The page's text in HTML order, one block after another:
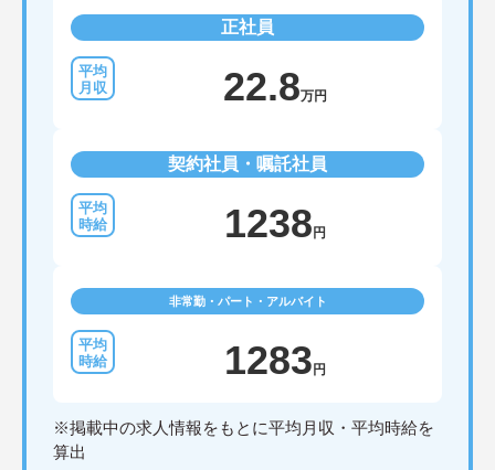
正社員
22.8万円
契約社員・嘱託社員
1238 円
非常勤・パート・アルバイト
1283 円
※掲載中の求人情報をもとに平均月収・平均時給を
算出